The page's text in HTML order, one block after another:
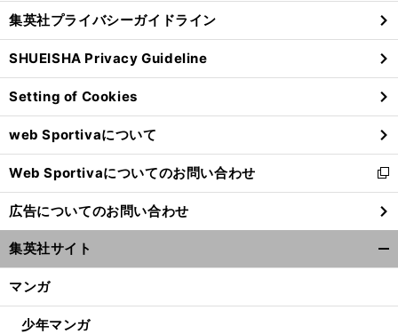
前
る
し
い
ウ
ィ
ン
ド
ウ
で
開
く
集英社プライバシーガイドライン
SHUEISHA Privacy Guideline
Setting of Cookies
web Sportivaについて
Web Sportivaについてのお問い合わせ
新
し
い
ウ
ィ
ン
ウ
広告についてのお問い合わせ
集英社サイト
マンガ
少年マンガ